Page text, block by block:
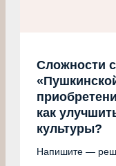
Сложности
как
культуры?
Напишите —